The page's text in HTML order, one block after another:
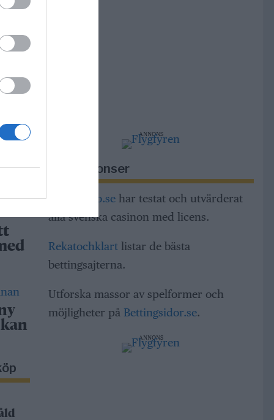
i
och
ANNONS
Riksannonser
Casinorino.sehar testat och utvärderat
alla svenska casinon med licens.
Rekatochklartlistar de bästa
bettingsajterna.
Utforska massor av spelformer och
möjligheter på Bettingsidor.se.
ANNONS